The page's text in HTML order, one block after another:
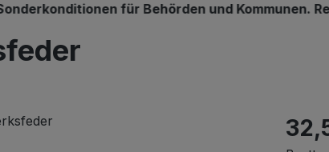
für Behörden und Kommunen.